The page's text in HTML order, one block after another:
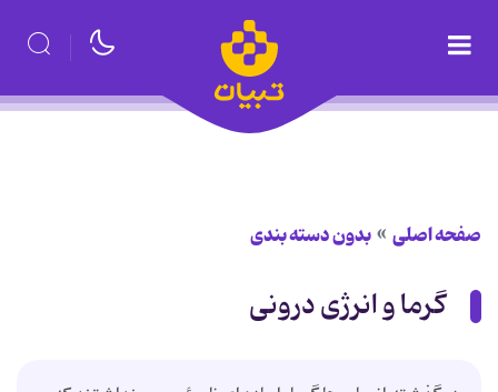
صفحه اصلی بدون دسته بندی
گرما و انرژی درونی